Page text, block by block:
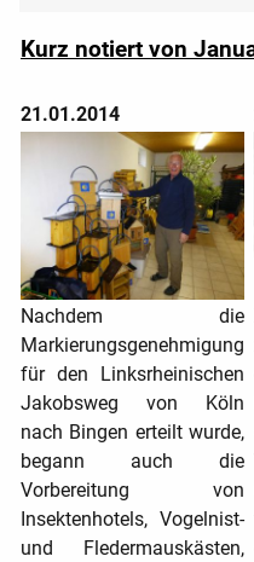
Kurz notiert von
21.01.2014
Nachdem die
Markierungsgenehmigung
für den Linksrheinischen
Jakobsweg von Köln
nach Bingen erteilt wurde,
begann auch die
Vorbereitung von
Insektenhotels, Vogelnist-
und Fledermauskästen,